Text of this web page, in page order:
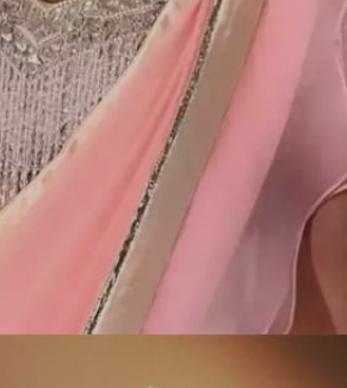
का पर्ल ब्लाउज डिजाइन